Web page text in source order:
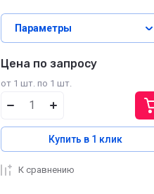
Параметры
Цена по запросу
от 1 шт. по 1 шт.
Купить в 1 клик
К сравнению